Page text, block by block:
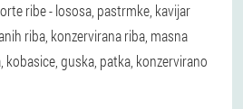
ribe - lososa, pastrmke, kavijar
riba, konzervirana riba, masna
kobasice, guska, patka, konzervirano